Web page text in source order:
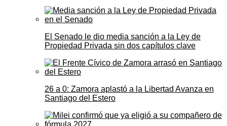
El Senado le dio media sanción a la Ley de
Propiedad Privada sin dos capítulos clave
26 a 0: Zamora aplastó a la Libertad Avanza en
Santiago del Estero